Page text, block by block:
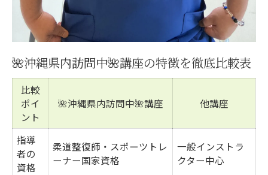
🌺沖縄県内訪問中🌺講座の特徴を徹底比較表
比較
ポイ
ント
🌺沖縄県内訪問中🌺講座 他講座
指導
者の
資格
柔道整復師・スポーツトレ
ーナー国家資格
一般インストラ
クター中心